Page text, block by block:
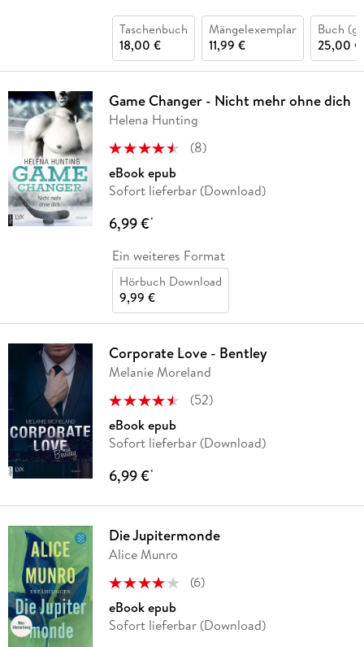
Taschenbuch
18,00 €
Mängelexemplar
11,99 €
Buch
25,00 €
Game Changer - Nicht mehr ohne dich
Helena Hunting
(8)
eBook epub
Sofort lieferbar (Download)
6,99 €*
Ein weiteres Format
Hörbuch Download
9,99 €
Corporate Love - Bentley
Melanie Moreland
(52)
eBook epub
Sofort lieferbar (Download)
6,99 €*
Die Jupitermonde
Alice Munro
(6)
eBook epub
Sofort lieferbar (Download)